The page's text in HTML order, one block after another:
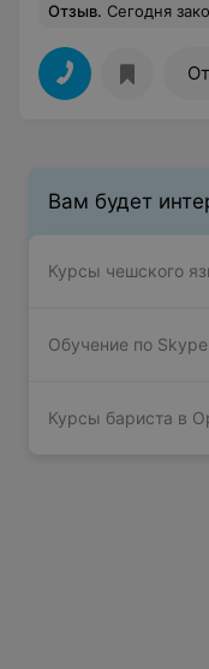
Отзыв. Сегодня закончила замечательный курс классического массажа в городе Орша. От каждого занятия получала море позитивных эмоций и багаж нужных знаний!
Вам будет
Курсы чешского
Обучение по
Курсы бариста в